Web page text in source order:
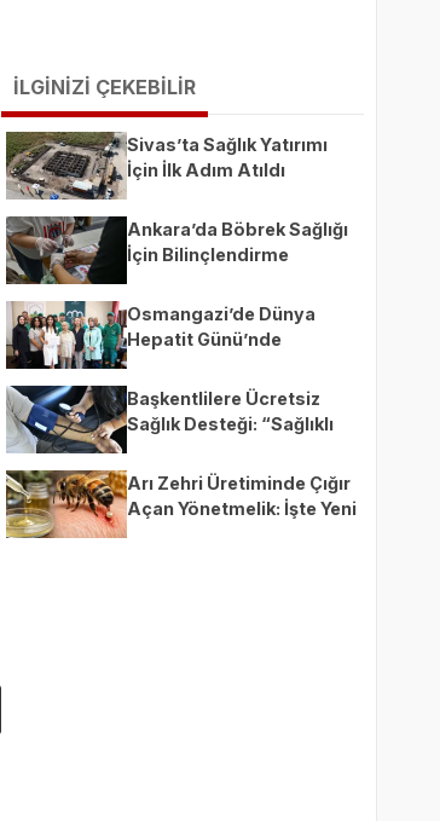
İLGİNİZİ ÇEKEBİLİR
Sivas’ta Sağlık Yatırımı
İçin İlk Adım Atıldı
Ankara’da Böbrek Sağlığı
İçin Bilinçlendirme
Osmangazi’de Dünya
Hepatit Günü’nde
Başkentlilere Ücretsiz
Sağlık Desteği: “Sağlıklı
Açıldı
Arı Zehri Üretiminde Çığır
Açan Yönetmelik: İşte Yeni